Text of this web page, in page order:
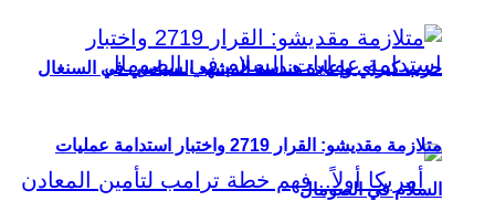
حزب كيراي وإعادة هندسة المشهد السياسي في السنغال
متلازمة مقديشو: القرار 2719 واختبار استدامة عمليات
السلام في الصومال